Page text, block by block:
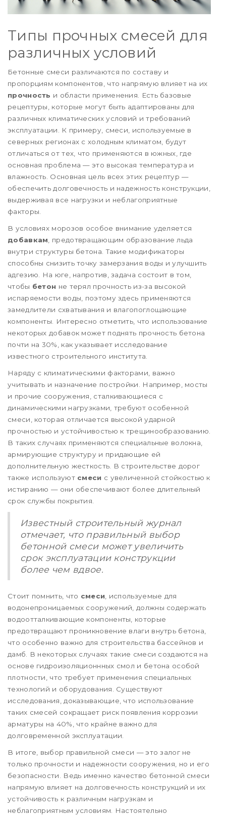
Типы прочных смесей для
различных условий
Бетонные смеси различаются по составу и
пропорциям компонентов, что напрямую влияет на их
прочность и области применения. Есть базовые
рецептуры, которые могут быть адаптированы для
различных климатических условий и требований
эксплуатации. К примеру, смеси, используемые в
северных регионах с холодным климатом, будут
отличаться от тех, что применяются в южных, где
основная проблема — это высокая температура и
влажность. Основная цель всех этих рецептур —
обеспечить долговечность и надежность конструкции,
выдерживая все нагрузки и неблагоприятные
факторы.
В условиях морозов особое внимание уделяется
добавкам , предотвращающим образование льда
внутри структуры бетона. Такие модификаторы
способны снизить точку замерзания воды и улучшить
адгезию. На юге, напротив, задача состоит в том,
чтобы бетон не терял прочность из-за высокой
испаряемости воды, поэтому здесь применяются
замедлители схватывания и влагопоглощающие
компоненты. Интересно отметить, что использование
некоторых добавок может поднять прочность бетона
почти на 30%, как указывает исследование
известного строительного института.
Наряду с климатическими факторами, важно
учитывать и назначение постройки. Например, мосты
и прочие сооружения, сталкивающиеся с
динамическими нагрузками, требуют особенной
смеси, которая отличается высокой ударной
прочностью и устойчивостью к трещинообразованию.
В таких случаях применяются специальные волокна,
армирующие структуру и придающие ей
дополнительную жесткость. В строительстве дорог
также используют смеси с увеличенной стойкостью к
истиранию — они обеспечивают более длительный
срок службы покрытия.
Известный строительный журнал
отмечает, что правильный выбор
бетонной смеси может увеличить
срок эксплуатации конструкции
более чем вдвое.
Стоит помнить, что смеси , используемые для
водонепроницаемых сооружений, должны содержать
водоотталкивающие компоненты, которые
предотвращают проникновение влаги внутрь бетона,
что особенно важно для строительства бассейнов и
дамб. В некоторых случаях такие смеси создаются на
основе гидроизоляционнных смол и бетона особой
плотности, что требует применения специальных
технологий и оборудования. Существуют
исследования, доказывающие, что использование
таких смесей сокращает риск появления коррозии
арматуры на 40%, что крайне важно для
долговременной эксплуатации.
В итоге, выбор правильной смеси — это залог не
только прочности и надежности сооружения, но и его
безопасности. Ведь именно качество бетонной смеси
напрямую влияет на долговечность конструкций и их
устойчивость к различным нагрузкам и
неблагоприятным условиям. Настоятельно